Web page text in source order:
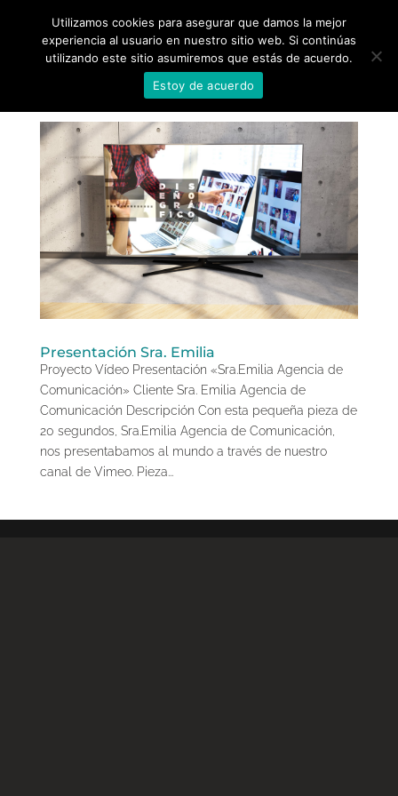
Presentación Sra. Emilia
Proyecto Vídeo Presentación «Sra.Emilia Agencia de
Comunicación» Cliente Sra. Emilia Agencia de
Comunicación Descripción Con esta pequeña pieza de
20 segundos, Sra.Emilia Agencia de Comunicación,
nos presentabamos al mundo a través de nuestro
canal de Vimeo. Pieza...
Utilizamos cookies para asegurar que damos la mejor
experiencia al usuario en nuestro sitio web. Si continúas
utilizando este sitio asumiremos que estás de acuerdo.
Estoy de acuerdo